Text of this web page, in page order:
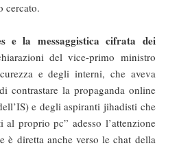
cercato.
e la messaggistica cifrata dei
del vice-primo ministro
e degli interni, che aveva
contrastare la propaganda online
e degli aspiranti jihadisti che
al proprio pc” adesso l’attenzione
è diretta anche verso le chat della